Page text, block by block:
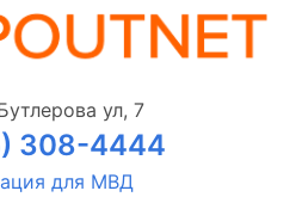
ул, 7
308-4444
для МВД